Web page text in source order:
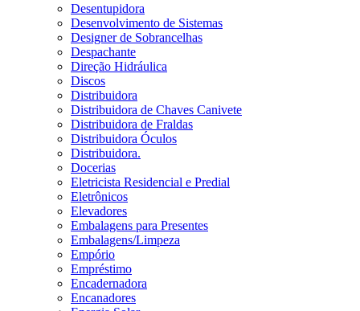
Desentupidora
Desenvolvimento de Sistemas
Designer de Sobrancelhas
Despachante
Direção Hidráulica
Discos
Distribuidora
Distribuidora de Chaves Canivete
Distribuidora de Fraldas
Distribuidora Óculos
Distribuidora.
Docerias
Eletricista Residencial e Predial
Eletrônicos
Elevadores
Embalagens para Presentes
Embalagens/Limpeza
Empório
Empréstimo
Encadernadora
Encanadores